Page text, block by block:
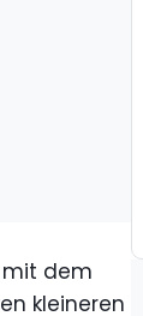
mit dem
kleineren